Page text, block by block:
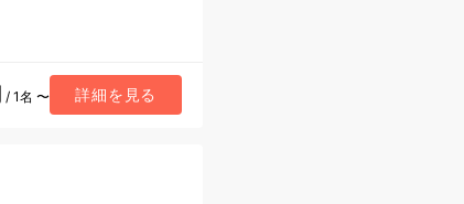
/ 1名 〜 詳細を見る